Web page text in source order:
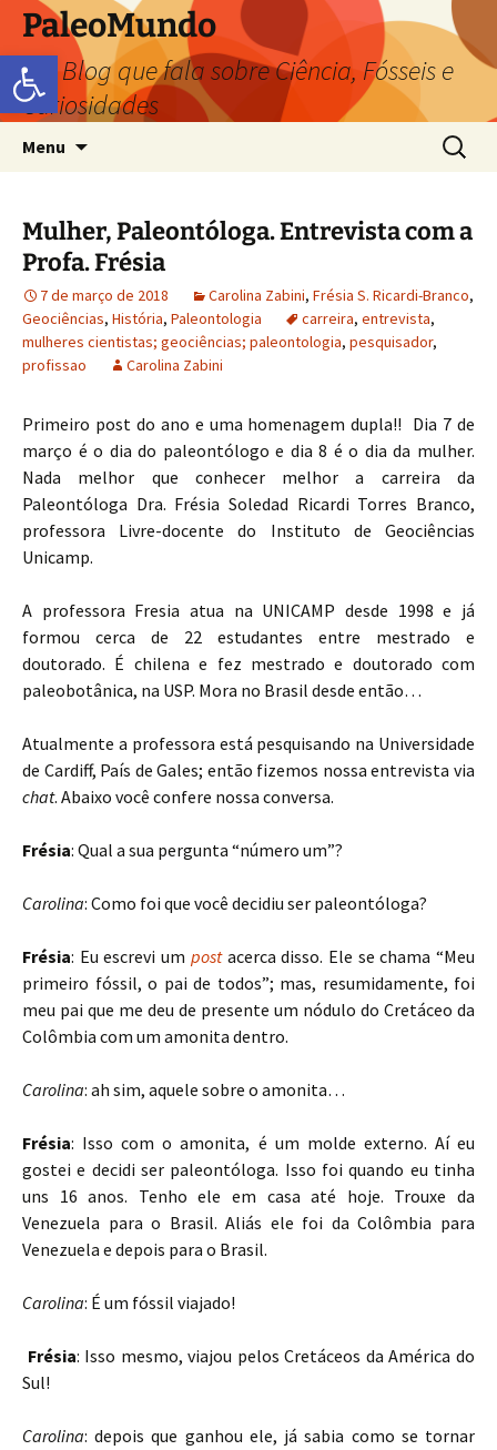
Abrir a barra de ferramentas
PaleoMundo
um Blog que fala sobre Ciência, Fósseis e
Curiosidades
Menu
Mulher, Paleontóloga. Entrevista com a
Profa. Frésia
7 de março de 2018 Carolina Zabini, Frésia S. Ricardi-Branco,
Geociências, História, Paleontologia carreira, entrevista,
mulheres cientistas; geociências; paleontologia, pesquisador,
profissao
Carolina Zabini
Primeiro post do ano e uma homenagem dupla!! Dia 7 de
março é o dia do paleontólogo e dia 8 é o dia da mulher.
Nada melhor que conhecer melhor a carreira da
Paleontóloga Dra. Frésia Soledad Ricardi Torres Branco,
professora Livre-docente do Instituto de Geociências
Unicamp.
A professora Fresia atua na UNICAMP desde 1998 e já
formou cerca de 22 estudantes entre mestrado e
doutorado. É chilena e fez mestrado e doutorado com
paleobotânica, na USP. Mora no Brasil desde então…
Atualmente a professora está pesquisando na Universidade
de Cardiff, País de Gales; então fizemos nossa entrevista via
chat. Abaixo você confere nossa conversa.
Frésia: Qual a sua pergunta “número um”?
Carolina: Como foi que você decidiu ser paleontóloga?
Frésia: Eu escrevi um post acerca disso. Ele se chama “Meu
primeiro fóssil, o pai de todos”; mas, resumidamente, foi
meu pai que me deu de presente um nódulo do Cretáceo da
Colômbia com um amonita dentro.
Carolina: ah sim, aquele sobre o amonita…
Frésia: Isso com o amonita, é um molde externo. Aí eu
gostei e decidi ser paleontóloga. Isso foi quando eu tinha
uns 16 anos. Tenho ele em casa até hoje. Trouxe da
Venezuela para o Brasil. Aliás ele foi da Colômbia para
Venezuela e depois para o Brasil.
Carolina: É um fóssil viajado!
Frésia: Isso mesmo, viajou pelos Cretáceos da América do
Sul!
Carolina: depois que ganhou ele, já sabia como se tornar